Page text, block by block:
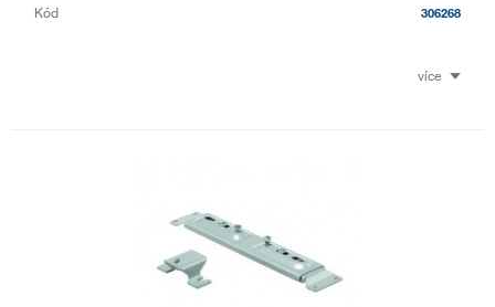
Kód 306268
více